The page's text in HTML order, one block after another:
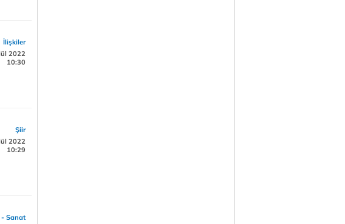
İlişkiler
2022
10:30
Şiir
2022
10:29
Sanat